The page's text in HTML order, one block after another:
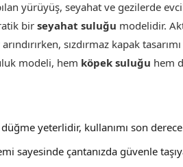
yürüyüş, seyahat ve gezilerde
bir seyahat suluğu modelidir.
sızdırmaz kapak tasarımı
modeli, hem köpek suluğu hem
yeterlidir, kullanımı son
sayesinde çantanızda güvenle